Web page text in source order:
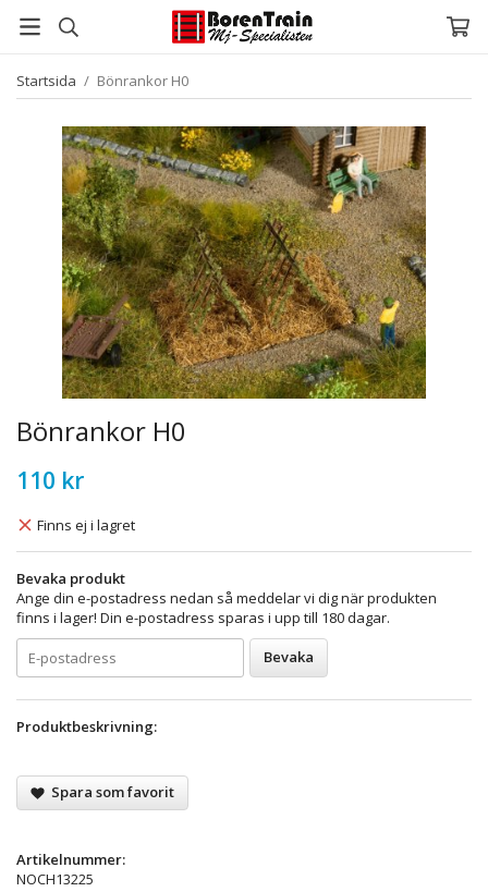
Startsida / Bönrankor H0
Bönrankor H0
110 kr
Finns ej i lagret
Bevaka produkt
Ange din e-postadress nedan så meddelar vi dig när produkten
finns i lager! Din e-postadress sparas i upp till 180 dagar.
Bevaka
Produktbeskrivning:
Spara som favorit
Artikelnummer:
NOCH13225